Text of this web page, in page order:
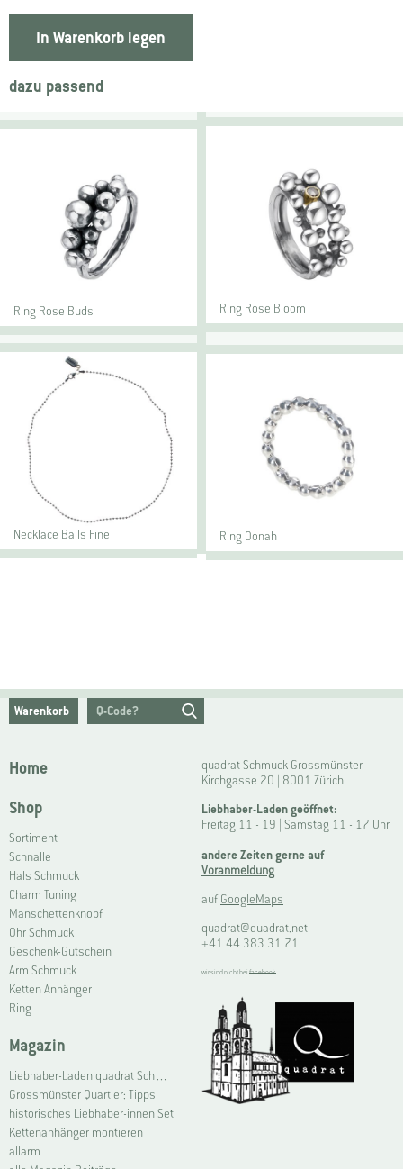
In Warenkorb legen
dazu passend
Ring Rose Buds Ring Rose Bloom
Necklace Balls Fine Ring Oonah
Warenkorb
Home
Shop
Sortiment
Schnalle
Hals Schmuck
Charm Tuning
Manschettenknopf
Ohr Schmuck
Geschenk-Gutschein
Arm Schmuck
Ketten Anhänger
Ring
Magazin
Liebhaber-Laden quadrat Schmuck Grossmünster | Connoisseur Shop quadrat jewellery Grossmünster
Grossmünster Quartier: Tipps
historisches Liebhaber-innen Set
Kettenanhänger montieren
allarm
quadrat Schmuck Grossmünster
Kirchgasse 20 | 8001 Zürich
Liebhaber-Laden geöffnet:
Freitag 11 - 19 | Samstag 11 - 17 Uhr
andere Zeiten gerne auf
Voranmeldung
auf GoogleMaps
quadrat@quadrat.net
+41 44 383 31 71
wir sind nicht bei facebook